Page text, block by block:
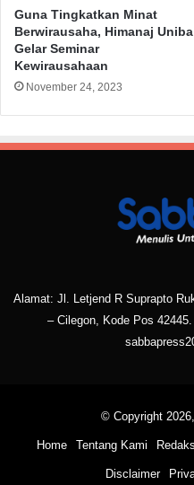
Guna Tingkatkan Minat
Berwirausaha, Himanaj Uniba
Gelar Seminar
Kewirausahaan
November 24, 2023
Alamat: Jl. Letjend R Suprapto
– Cilegon, Kode Pos
© Copyright
Home Tentang Kami
Disclaimer